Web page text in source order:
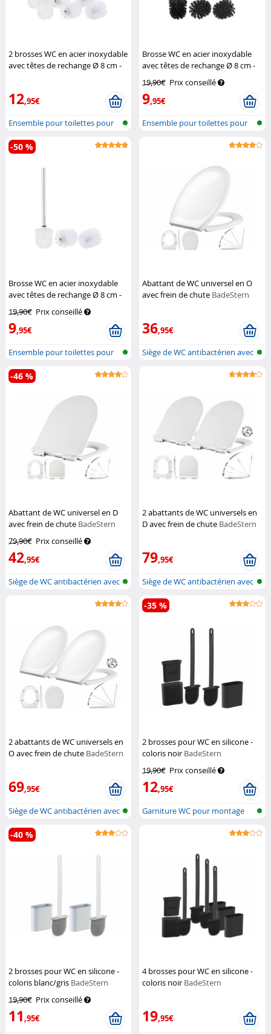
2 brosses WC en acier inoxydable
avec têtes de rechange Ø 8 cm -
12,95€
Ensemble pour toilettes pour
instal...
Brosse WC en acier inoxydable
avec têtes de rechange Ø 8 cm -
19,90€ Prix conseillé
9,95€
Ensemble pour toilettes pour
Brosse WC en acier inoxydable
avec têtes de rechange Ø 8 cm -
19,90€ Prix conseillé
9,95€
-50 %
Ensemble pour toilettes pour
instal...
Abattant de WC universel en O
avec frein de chute BadeStern
36,95€
Siège de WC antibactérien avec
Abattant de WC universel en D
avec frein de chute BadeStern
79,90€ Prix conseillé
42,95€
-46 %
Siège de WC antibactérien avec
2 abattants de WC universels en
D avec frein de chute BadeStern
79,95€
Siège de WC antibactérien avec
méca...
2 abattants de WC universels en
O avec frein de chute BadeStern
69,95€
Siège de WC antibactérien avec
méca...
2 brosses pour WC en silicone -
coloris noir BadeStern
19,90€ Prix conseillé
12,95€
-35 %
Garniture WC pour montage
2 brosses pour WC en silicone -
coloris blanc/gris BadeStern
19,90€ Prix conseillé
11,95€
-40 %
4 brosses pour WC en silicone -
coloris noir BadeStern
19,95€